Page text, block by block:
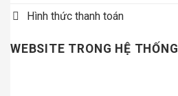
Hình thức thanh toán
WEBSITE TRONG HỆ THỐNG